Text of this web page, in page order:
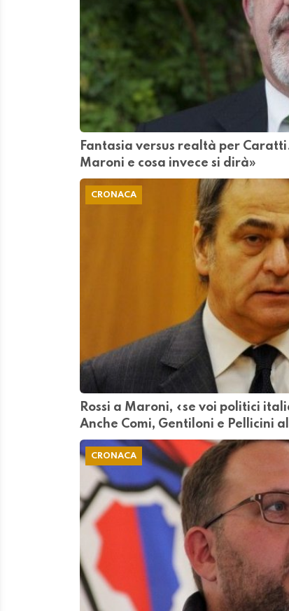
Fantasia versus realtà per
Maroni e cosa invece si dirà»
CRONACA
Rossi a Maroni, «se voi politici
Anche Comi, Gentiloni e Pellicini
CRONACA